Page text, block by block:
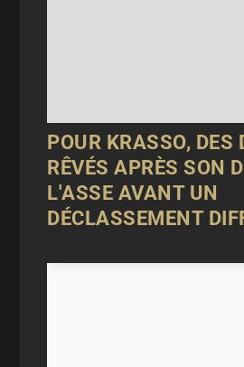
POUR KRASSO, DES
RÊVÉS APRÈS SON
L'ASSE AVANT UN
DÉCLASSEMENT